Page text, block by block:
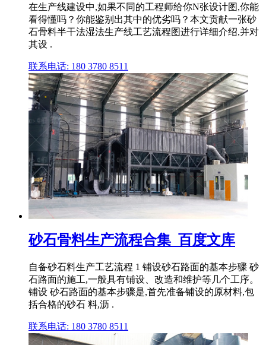
在生产线建设中,如果不同的工程师给你N张设计图,你能
看得懂吗？你能鉴别出其中的优劣吗？本文贡献一张砂
石骨料半干法湿法生产线工艺流程图进行详细介绍,并对
其设 .
联系电话: 180 3780 8511
砂石骨料生产流程合集_百度文库
自备砂石料生产工艺流程 1 铺设砂石路面的基本步骤 砂
石路面的施工,一般具有铺设、改造和维护等几个工序。
铺设 砂石路面的基本步骤是,首先准备铺设的原材料,包
括合格的砂石 料,沥 .
联系电话: 180 3780 8511